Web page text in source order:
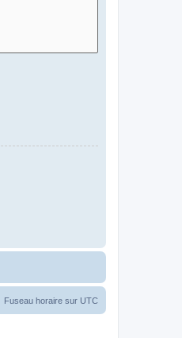
Fuseau horaire sur UTC